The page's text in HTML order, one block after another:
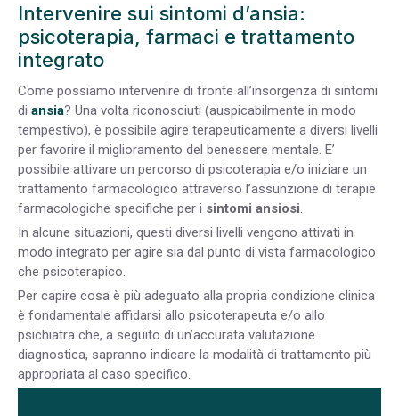
Intervenire sui sintomi d’ansia:
psicoterapia, farmaci e trattamento
integrato
Come possiamo intervenire di fronte all’insorgenza di sintomi
di ansia? Una volta riconosciuti (auspicabilmente in modo
tempestivo), è possibile agire terapeuticamente a diversi livelli
per favorire il miglioramento del benessere mentale. E’
possibile attivare un percorso di psicoterapia e/o iniziare un
trattamento farmacologico attraverso l’assunzione di terapie
farmacologiche specifiche per i sintomi ansiosi.
In alcune situazioni, questi diversi livelli vengono attivati in
modo integrato per agire sia dal punto di vista farmacologico
che psicoterapico.
Per capire cosa è più adeguato alla propria condizione clinica
è fondamentale affidarsi allo psicoterapeuta e/o allo
psichiatra che, a seguito di un’accurata valutazione
diagnostica, sapranno indicare la modalità di trattamento più
appropriata al caso specifico.